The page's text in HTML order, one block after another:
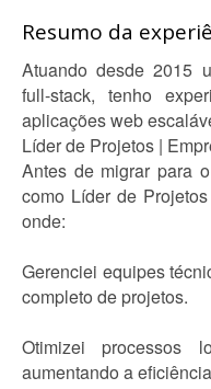
Resumo da
Atuando desde 2015
full-stack, tenho
aplicações web
Líder de Projetos |
Antes de migrar para
como Líder de
onde:
Gerenciei equipes
completo de projetos.
Otimizei processos
aumentando a